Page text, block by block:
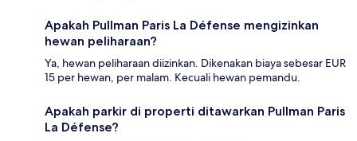
Apakah Pullman Paris La Défense mengizinkan
hewan peliharaan?
Ya, hewan peliharaan diizinkan. Dikenakan biaya sebesar EUR
15 per hewan, per malam. Kecuali hewan pemandu.
Apakah parkir di properti ditawarkan Pullman Paris
La Défense?